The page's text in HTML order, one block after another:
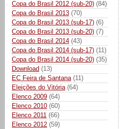
Copa do Brasil 2012 (sub-20) (84)
Copa do Brasil 2013 (70)
Copa do Brasil 2013 (sub-17) (6)
Copa do Brasil 2013 (sub-20) (7)
Copa do Brasil 2014 (43)
Copa do Brasil 2014 (sub-17) (11)
Copa do Brasil 2014 (sub-20) (35)
Download (13)
EC Feira de Santana (11)
Eleições do Vitória (64)
Elenco 2009 (64)
Elenco 2010 (60)
Elenco 2011 (66)
Elenco 2012 (59)